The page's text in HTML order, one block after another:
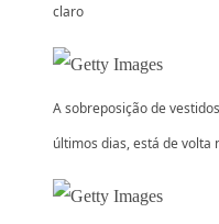
claro
A sobreposição de
últimos dias, está de volta